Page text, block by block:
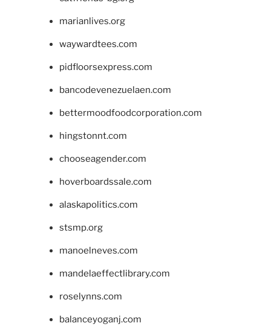
marianlives.org
waywardtees.com
pidfloorsexpress.com
bancodevenezuelaen.com
bettermoodfoodcorporation.com
hingstonnt.com
chooseagender.com
hoverboardssale.com
alaskapolitics.com
stsmp.org
manoelneves.com
mandelaeffectlibrary.com
roselynns.com
balanceyoganj.com